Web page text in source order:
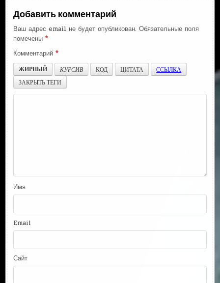
Добавить комментарий
Ваш адрес email не будет опубликован. Обязательные поля
помечены*
Комментарий*
ЖИРНЫЙ
КУРСИВ КОД ЦИТАТА
ССЫЛКА
ЗАКРЫТЬ ТЕГИ
Имя
Email
Сайт